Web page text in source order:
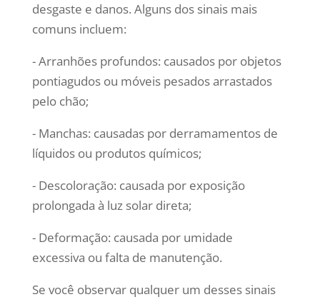
desgaste e danos. Alguns dos sinais mais
comuns incluem:
- Arranhões profundos: causados por objetos
pontiagudos ou móveis pesados arrastados
pelo chão;
- Manchas: causadas por derramamentos de
líquidos ou produtos químicos;
- Descoloração: causada por exposição
prolongada à luz solar direta;
- Deformação: causada por umidade
excessiva ou falta de manutenção.
Se você observar qualquer um desses sinais